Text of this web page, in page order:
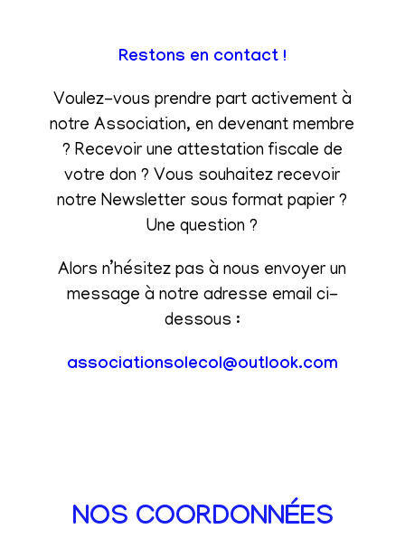
Restons en contact !
Voulez-vous prendre part activement à
notre Association, en devenant membre
? Recevoir une attestation fiscale de
votre don ? Vous souhaitez recevoir
notre Newsletter sous format papier ?
Une question ?
Alors n’hésitez pas à nous envoyer un
message à notre adresse email ci-
dessous :
associationsolecol@outlook.com
NOS COORDONNÉES